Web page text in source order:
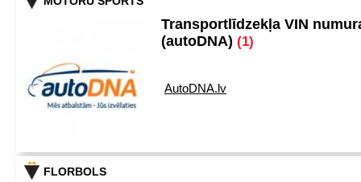
Transportlīdzekļa VIN
(autoDNA) (1)
AutoDNA.lv
FLORBOLS